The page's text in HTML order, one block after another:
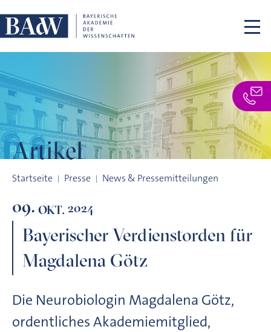
Artikel
Startseite Presse News & Pressemitteilungen
09. OKT. 2024
Bayerischer Verdienstorden für
Magdalena Götz
Die Neurobiologin Magdalena Götz,
ordentliches Akademiemitglied,